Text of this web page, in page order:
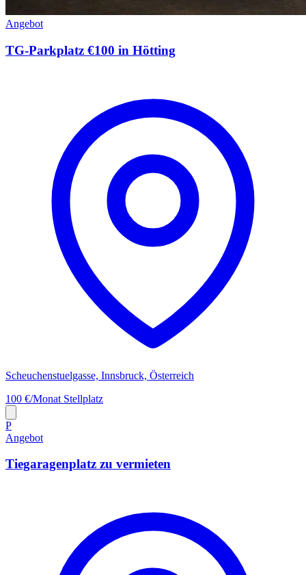
Angebot
TG-Parkplatz €100 in Hötting
Scheuchenstuelgasse, Innsbruck, Österreich
100 €/Monat Stellplatz
P
Angebot
Tiegaragenplatz zu vermieten